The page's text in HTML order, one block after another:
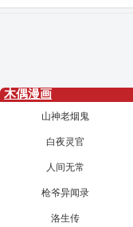
木偶漫画
山神老烟鬼
白夜灵官
人间无常
枪爷异闻录
洛生传